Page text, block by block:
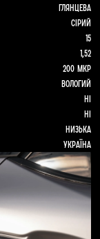
Глянцева
Сірий
15
1,52
200 мкр
Вологий
Ні
Ні
Низька
Україна